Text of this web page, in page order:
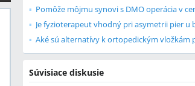
Súvisiace diskusie